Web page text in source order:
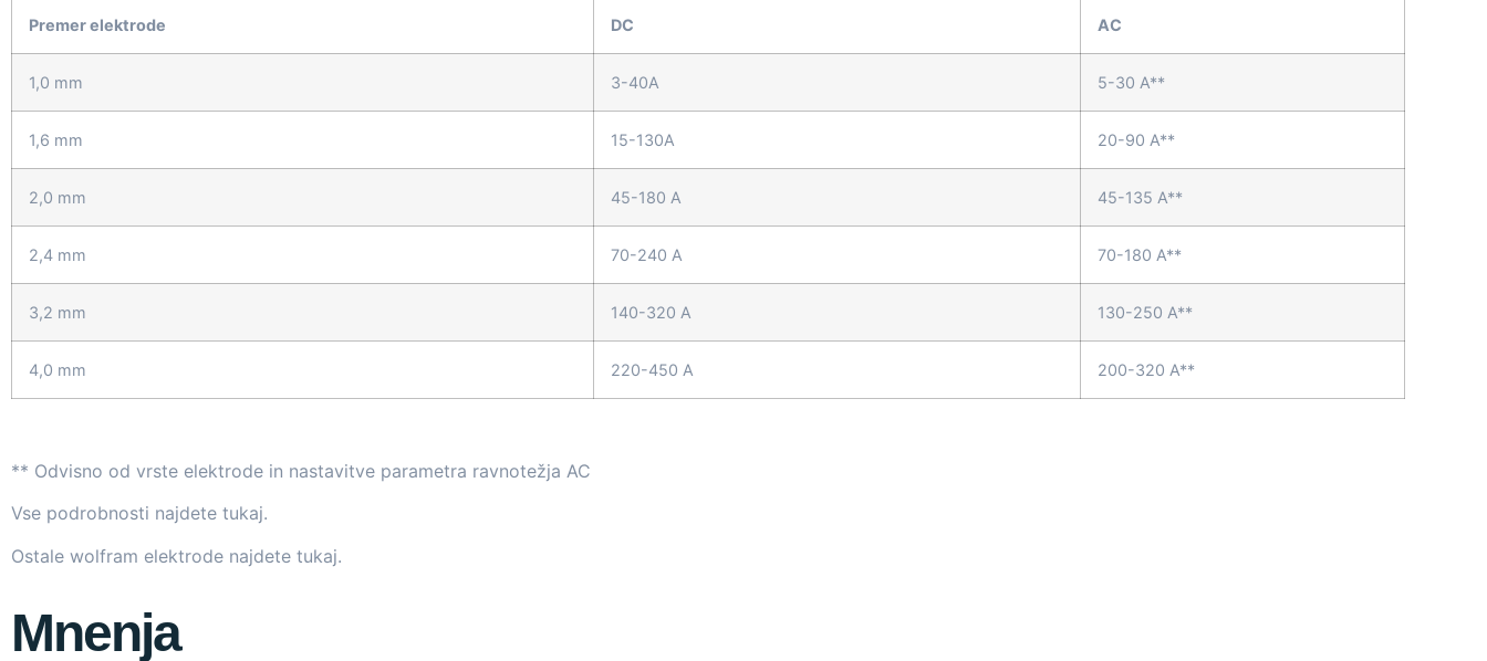
Premer elektrode DC AC
1,0 mm 3-40A 5-30 A**
1,6 mm 15-130A 20-90 A**
2,0 mm 45-180 A 45-135 A**
2,4 mm 70-240 A 70-180 A**
3,2 mm 140-320 A 130-250 A**
4,0 mm 220-450 A 200-320 A**
** Odvisno od vrste elektrode in nastavitve parametra ravnotežja AC
Vse podrobnosti najdete tukaj.
Ostale wolfram elektrode najdete tukaj.
Mnenja